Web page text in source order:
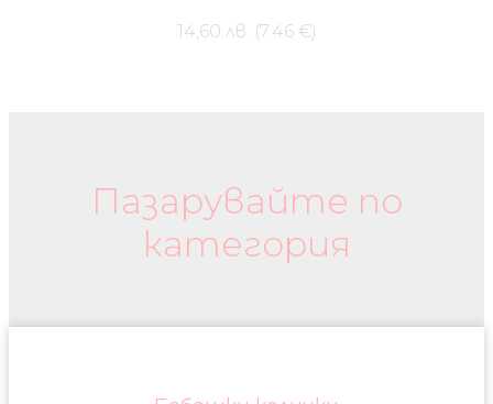
14,60 лв. (7.46 €)
Пазарувайте по
категория